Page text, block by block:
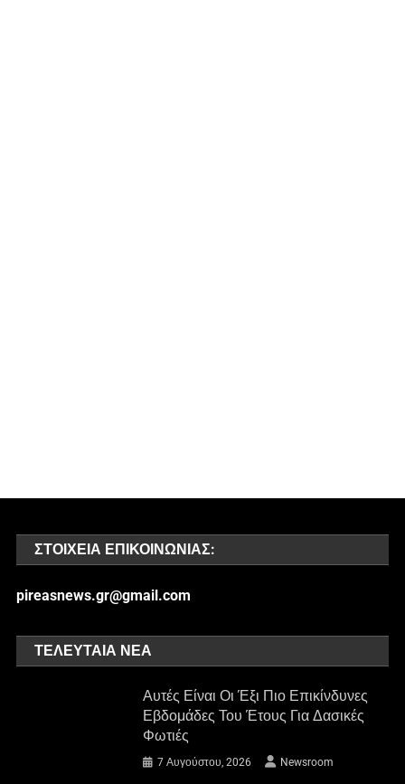
ΣΤΟΙΧΕΊΑ ΕΠΙΚΟΙΝΩΝΊΑΣ:
pireasnews.gr@gmail.com
ΤΕΛΕΥΤΑΊΑ ΝΈΑ
Αυτές Είναι Οι Έξι Πιο Επικίνδυνες
Εβδομάδες Του Έτους Για Δασικές
Φωτιές
7 Αυγούστου, 2026 Newsroom